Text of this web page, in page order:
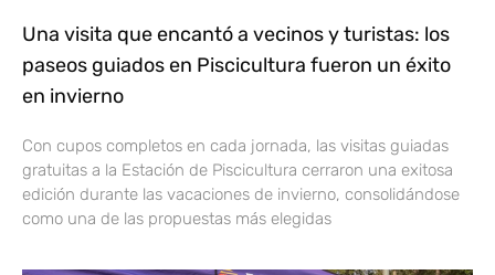
Una visita que encantó a vecinos y turistas: los
paseos guiados en Piscicultura fueron un éxito
en invierno
Con cupos completos en cada jornada, las visitas guiadas
gratuitas a la Estación de Piscicultura cerraron una exitosa
edición durante las vacaciones de invierno, consolidándose
como una de las propuestas más elegidas